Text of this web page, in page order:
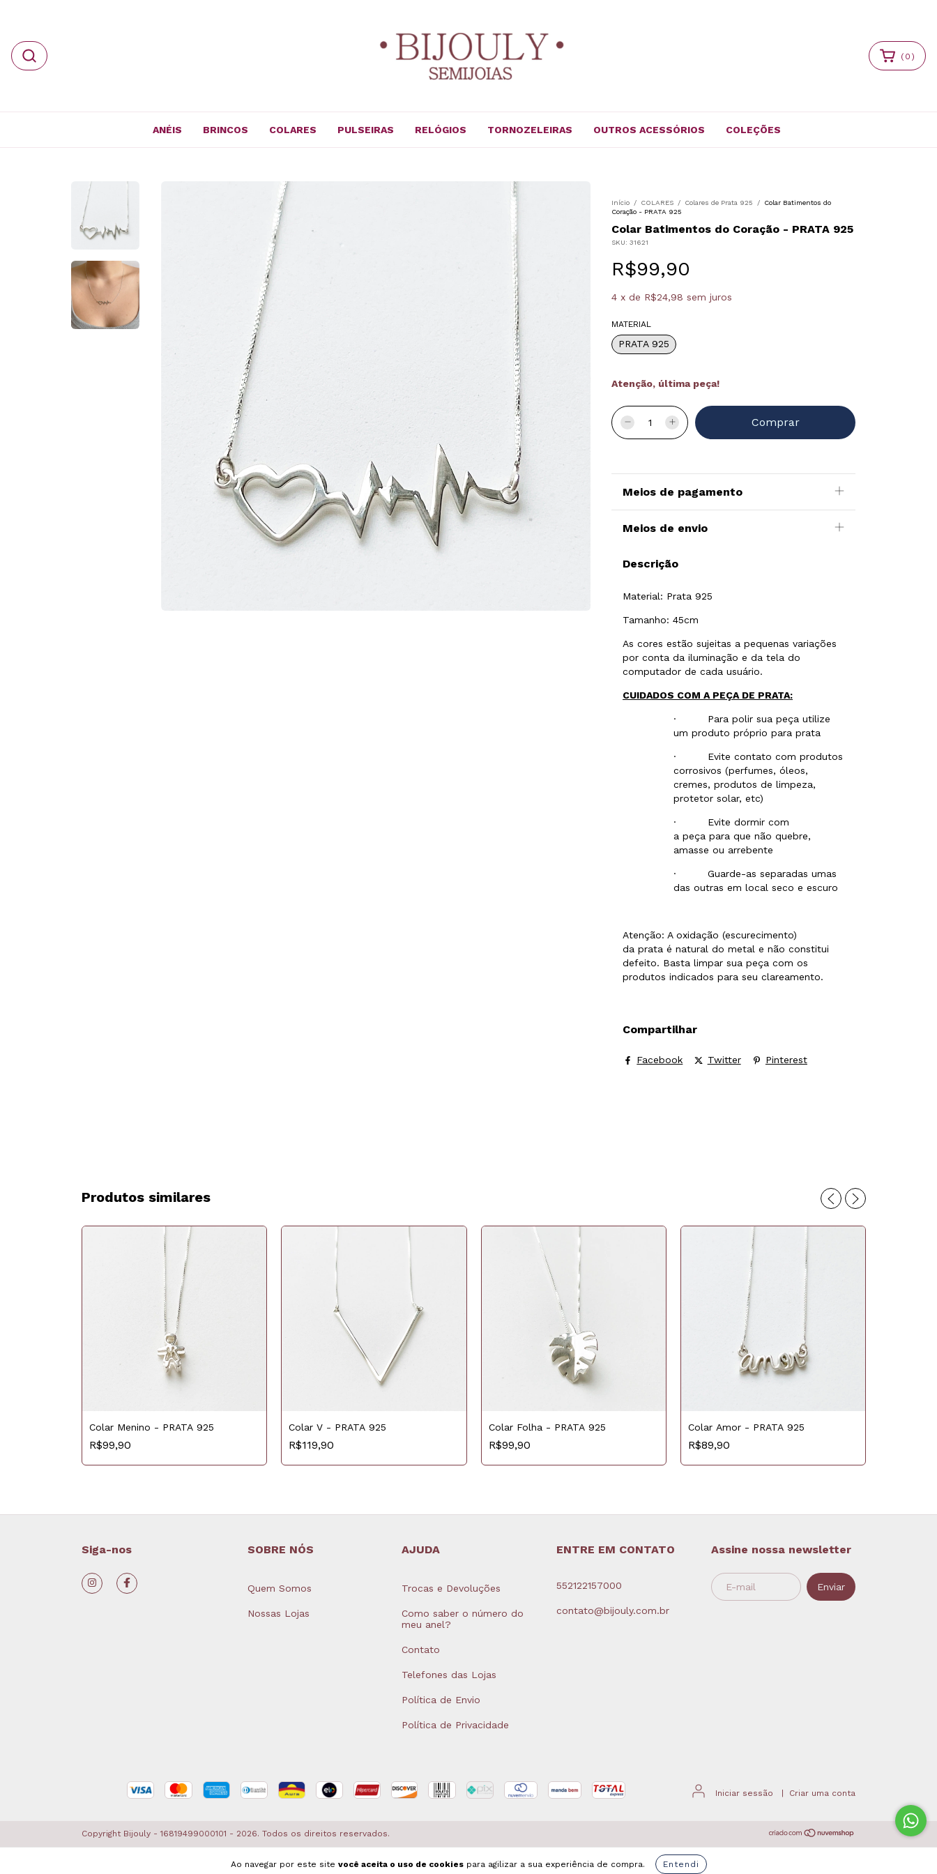
( 0 )
ANÉIS BRINCOS COLARES PULSEIRAS RELÓGIOS TORNOZELEIRAS OUTROS ACESSÓRIOS COLEÇÕES
Ao navegar por este site você aceita o uso de cookiespara agilizar a sua experiência de compra. Entendi
Início / COLARES / Colares de Prata 925 /
Colar Batimentos do
Coração - PRATA 925
Colar Batimentos do Coração - PRATA 925
SKU: 31621
R$99,90
4 x de R$24,98 sem juros
MATERIAL
PRATA 925
Atenção, última peça!
Meios de pagamento
Meios de envio
Descrição
Material: Prata 925
Tamanho: 45cm
As cores estão sujeitas a pequenas variações
por conta da iluminação e da tela do
computador de cada usuário.
CUIDADOS COM A PEÇA DE PRATA:
· Para polir sua peça utilize
um produto próprio para prata
· Evite contato com produtos
corrosivos (perfumes, óleos,
cremes, produtos de limpeza,
protetor solar, etc)
· Evite dormir com
a peça para que não quebre,
amasse ou arrebente
· Guarde-as separadas umas
das outras em local seco e escuro
Atenção: A oxidação (escurecimento)
da prata é natural do metal e não constitui
defeito. Basta limpar sua peça com os
produtos indicados para seu clareamento.
Compartilhar
Facebook Twitter Pinterest
Produtos similares
Colar Menino - PRATA 925
R$99,90
Colar V - PRATA 925
R$119,90
Colar Folha - PRATA 925
R$99,90
Colar Amor - PRATA 925
R$89,90
Siga-nos SOBRE NÓS
Quem Somos
Nossas Lojas
AJUDA
Trocas e Devoluções
Como saber o número do
meu anel?
Contato
Telefones das Lojas
Política de Envio
Política de Privacidade
ENTRE EM CONTATO
552122157000
contato@bijouly.com.br
Assine nossa newsletter
Iniciar sessão Criar uma conta
Copyright Bijouly - 16819499000101 - 2026. Todos os direitos reservados.